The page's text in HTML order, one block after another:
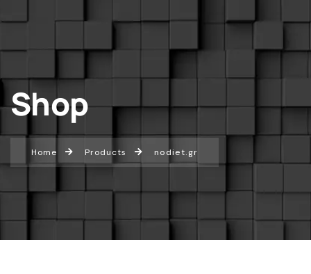
Shop
Home Products nodiet.gr